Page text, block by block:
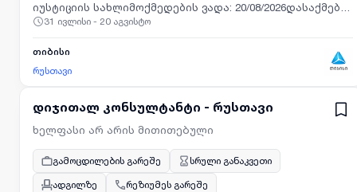
იუსტიციის სახლიმოქმედების ვადა: 20/08/2026დასაქმების
ტიპი: შრომითი ხელშეკრულება სამუშაო გრაფიკი: სრული
ბმულს: https://smrtr.io/ySZtW
31 ივლისი - 20 აგვისტო
თიბისი
რუსთავი
დიჯითალ კონსულტანტი - რუსთავი
ხელფასი არ არის მითითებული
გამოცდილების გარეშე
სრული განაკვეთი
ადგილზე
რეზიუმეს გარეშე